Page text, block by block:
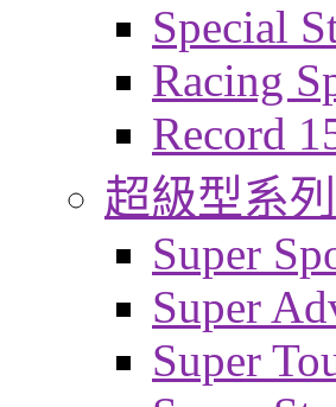
Special
Racing
Record
超級型系列
Super
Super
Super